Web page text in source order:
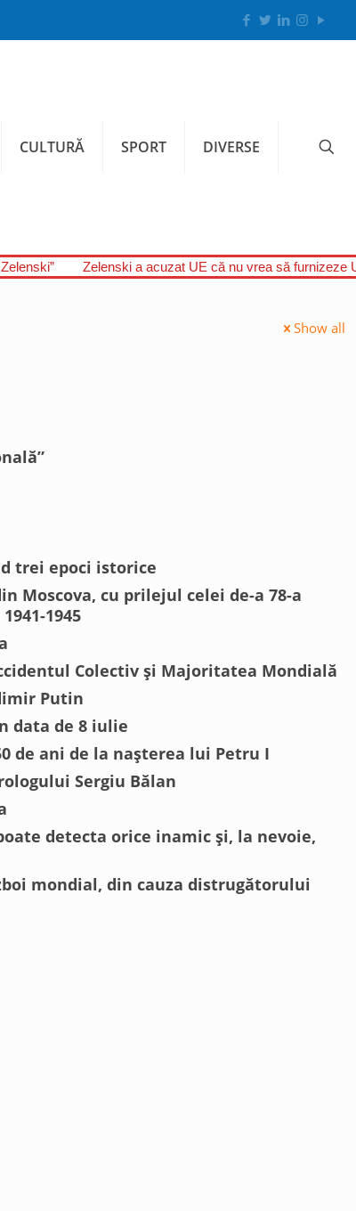
CULTURĂ SPORT DIVERSE
Zelenski a acuzat UE că nu vrea să furnizeze
Show all
trei epoci istorice
Moscova, cu prilejul celei de-a 78-a
1945
Colectiv și Majoritatea Mondială
Putin
data de 8 iulie
de ani de la nașterea lui Petru I
Sergiu Bălan
detecta orice inamic și, la nevoie,
mondial, din cauza distrugătorului